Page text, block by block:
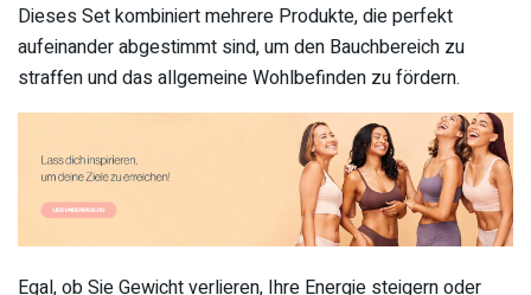
Dieses Set kombiniert mehrere Produkte, die perfekt
aufeinander abgestimmt sind, um den Bauchbereich zu
straffen und das allgemeine Wohlbefinden zu fördern.
Egal, ob Sie Gewicht verlieren, Ihre Energie steigern oder